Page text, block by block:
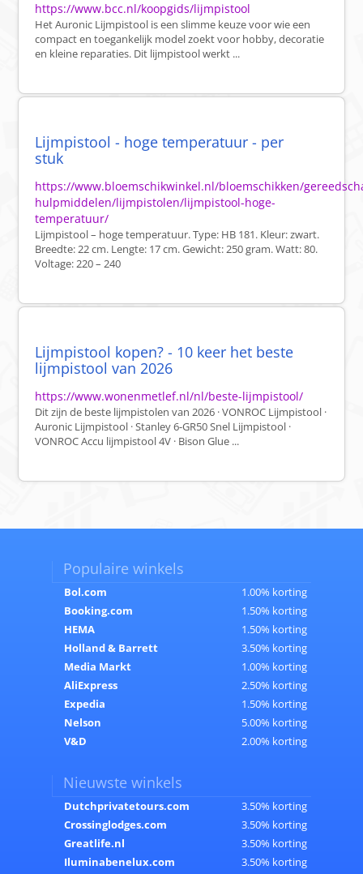
https://www.bcc.nl/koopgids/lijmpistool
Het Auronic Lijmpistool is een slimme keuze voor wie een
compact en toegankelijk model zoekt voor hobby, decoratie
en kleine reparaties. Dit lijmpistool werkt ...
Lijmpistool - hoge temperatuur - per
stuk
https://www.bloemschikwinkel.nl/bloemschikken/
hulpmiddelen/lijmpistolen/lijmpistool-hoge-
temperatuur/
Lijmpistool – hoge temperatuur. Type: HB 181. Kleur: zwart.
Breedte: 22 cm. Lengte: 17 cm. Gewicht: 250 gram. Watt: 80.
Voltage: 220 – 240
Lijmpistool kopen? - 10 keer het beste
lijmpistool van 2026
https://www.wonenmetlef.nl/nl/beste-lijmpistool/
Dit zijn de beste lijmpistolen van 2026 · VONROC Lijmpistool ·
Auronic Lijmpistool · Stanley 6-GR50 Snel Lijmpistool ·
VONROC Accu lijmpistool 4V · Bison Glue ...
Populaire winkels
Bol.com
1.00% korting
Booking.com
1.50% korting
HEMA
1.50% korting
Holland & Barrett
3.50% korting
Media Markt
1.00% korting
AliExpress
2.50% korting
Expedia
1.50% korting
Nelson
5.00% korting
V&D
2.00% korting
Nieuwste winkels
Dutchprivatetours.com
3.50% korting
Crossinglodges.com
3.50% korting
Greatlife.nl
3.50% korting
Iluminabenelux.com
3.50% korting